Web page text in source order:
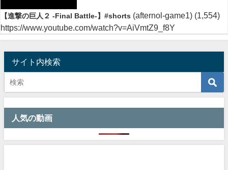
【進撃の巨人２ -Final Battle-】#shorts (afternol-game1) (1,554)
https://www.youtube.com/watch?v=AiVmtZ9_f8Y
サイト内検索
人気の動画